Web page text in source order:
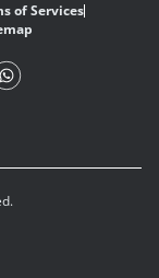
of Services